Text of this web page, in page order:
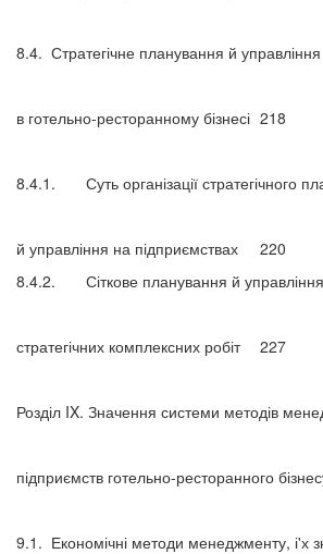
8.4. Стратегічне планування й управління
в готельно-ресторанному бізнесі 218
8.4.1. Суть організації стратегічного
й управління на підприємствах
220
8.4.2.
Сіткове планування й управління
стратегічних комплексних робіт 227
Розділ IX. Значення системи методів
підприємств готельно-ресторанного
9.1. Економічні методи менеджменту, і'х